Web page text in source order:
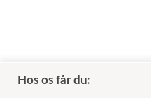
Hos os får du: